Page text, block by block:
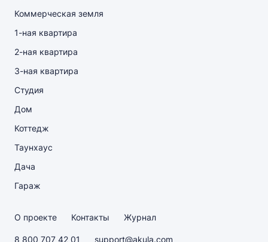
Коммерческая земля
1-ная квартира
2-ная квартира
3-ная квартира
Студия
Дом
Коттедж
Таунхаус
Дача
Гараж
О проекте Контакты Журнал
8 800 707 42 01 support@akula.com